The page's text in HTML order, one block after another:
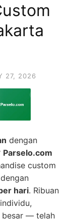
27, 2026
dengan
Parselo.com
custom
hari. Ribuan
besar — telah